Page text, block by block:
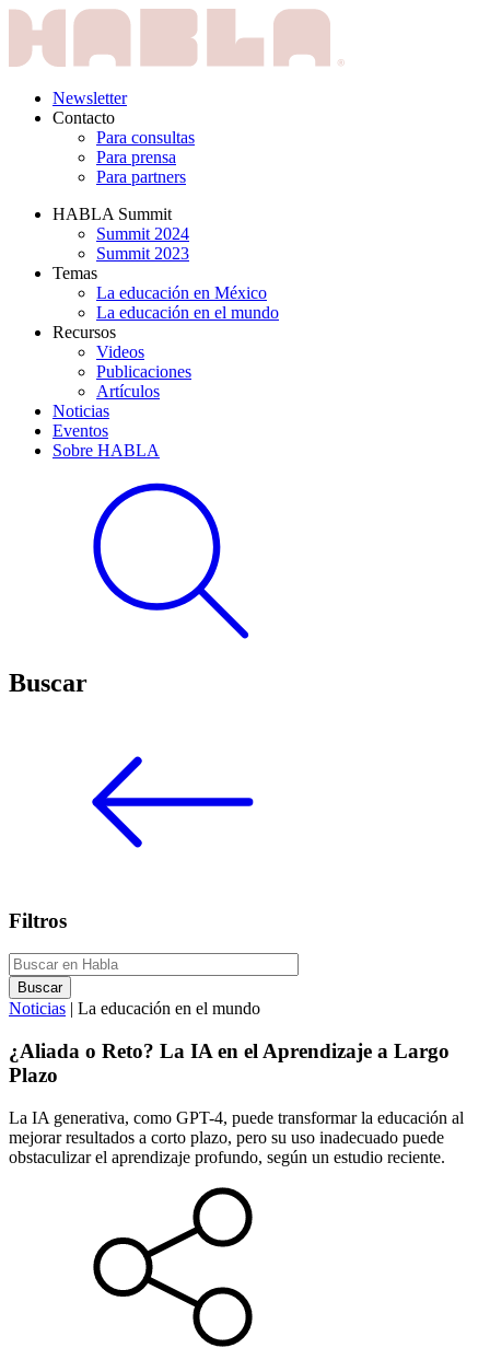
Newsletter
Contacto
Para consultas
Para prensa
Para partners
HABLA Summit
Summit 2024
Summit 2023
Temas
La educación en México
La educación en el mundo
Recursos
Videos
Publicaciones
Artículos
Noticias
Eventos
Sobre HABLA
Buscar
Filtros
Noticias | La educación en el mundo
¿Aliada o Reto? La IA en el Aprendizaje a Largo
Plazo
La IA generativa, como GPT-4, puede transformar la educación al
mejorar resultados a corto plazo, pero su uso inadecuado puede
obstaculizar el aprendizaje profundo, según un estudio reciente.